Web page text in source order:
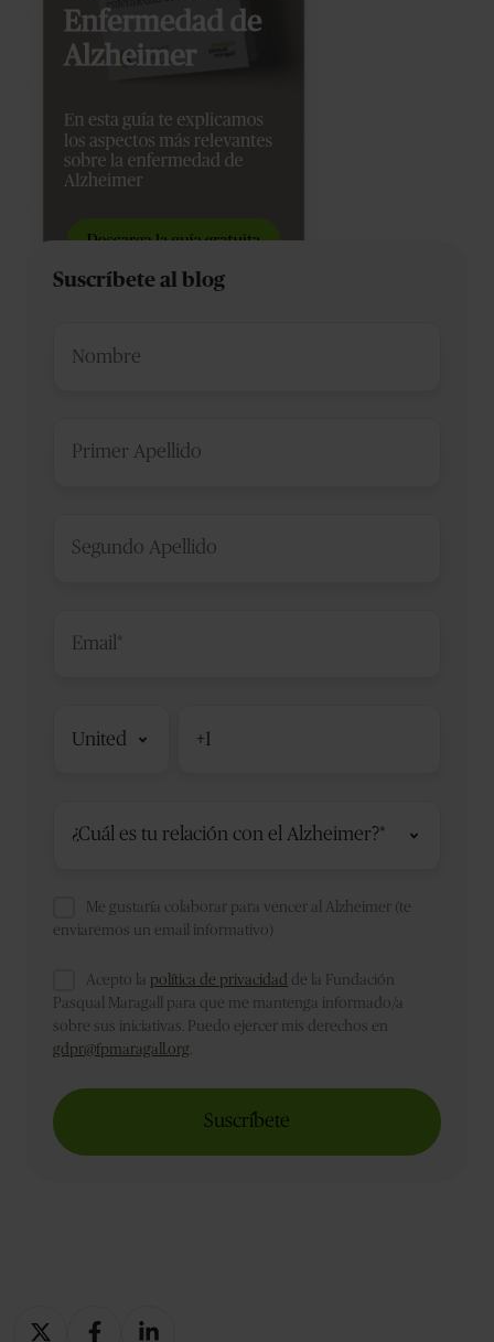
Suscríbete al blog
Apellido*
Apellido*
Me gustaría colaborar para vencer al Alzheimer (te
enviaremos un email informativo)
Acepto la política de privacidad de la Fundación
Pasqual Maragall para que me mantenga informado/a
sobre sus iniciativas. Puedo ejercer mis derechos en
gdpr@fpmaragall.org.
CompartirCompartirCompartir